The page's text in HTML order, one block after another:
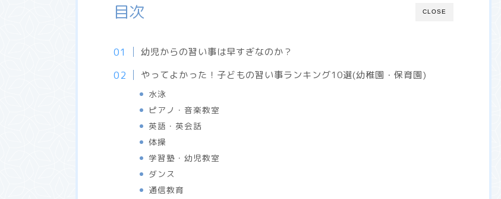
CLOSE
目次
幼児からの習い事は早すぎなのか？
やってよかった！子どもの習い事ランキング10選(幼稚園・保育園)
水泳
ピアノ・音楽教室
英語・英会話
体操
学習塾・幼児教室
ダンス
通信教育